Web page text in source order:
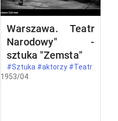
Warszawa. Teatr
Narodowy" -
sztuka "Zemsta"
#Sztuka #aktorzy #Teatr
1953/04